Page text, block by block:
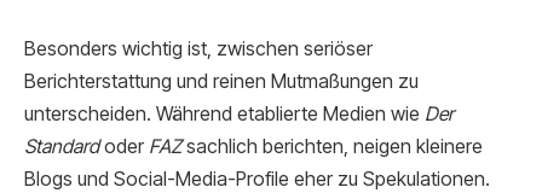
Besonders wichtig ist, zwischen seriöser
Berichterstattung und reinen Mutmaßungen zu
unterscheiden. Während etablierte Medien wie Der
Standardoder FAZsachlich berichten, neigen kleinere
Blogs und Social-Media-Profile eher zu Spekulationen.